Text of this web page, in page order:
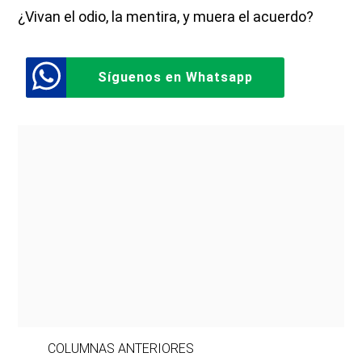
¿Vivan el odio, la mentira, y muera el acuerdo?
Síguenos en Whatsapp
COLUMNAS ANTERIORES